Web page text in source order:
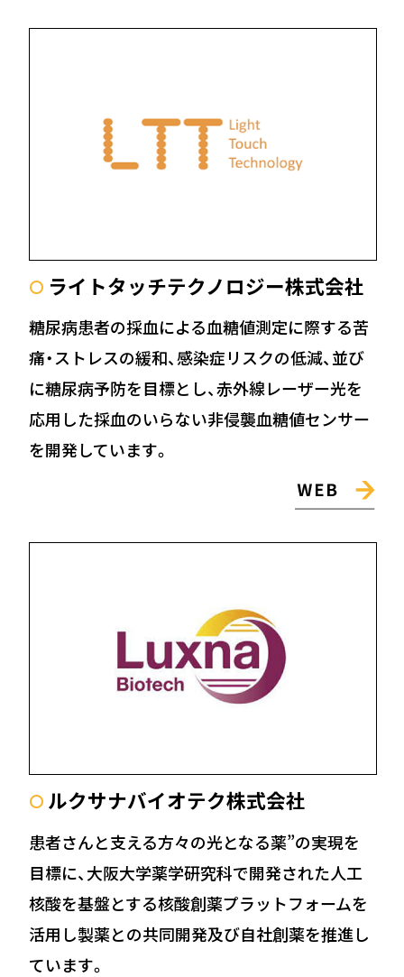
〇 ライトタッチテクノロジー株式会社
糖尿病患者の採血による血糖値測定に際する苦
痛・ストレスの緩和、感染症リスクの低減、並び
に糖尿病予防を目標とし、赤外線レーザー光を
応用した採血のいらない非侵襲血糖値センサー
を開発しています。
〇 ルクサナバイオテク株式会社
患者さんと支える方々の光となる薬”の実現を
目標に、大阪大学薬学研究科で開発された人工
核酸を基盤とする核酸創薬プラットフォームを
活用し製薬との共同開発及び自社創薬を推進し
ています。